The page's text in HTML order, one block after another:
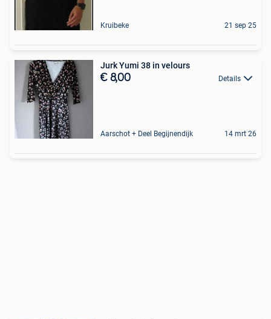
Kruibeke 21 sep 25
Jurk Yumi 38 in velours
€ 8,00 Details
Aarschot + Deel Begijnendijk 14 mrt 26